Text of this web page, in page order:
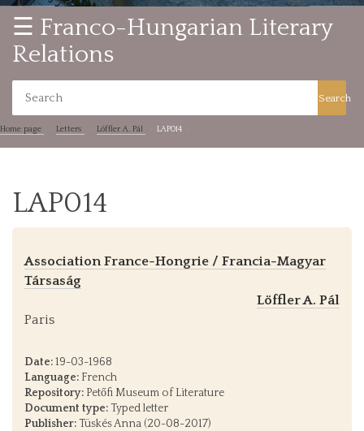
☰ Franco-Hungarian Literary
Relations
Search
Home page Letters Löffler A. Pál LAP014
LAP014
Association France-Hongrie / Francia-Magyar
Társaság
Löffler A. Pál
Paris
Date:19-03-1968
Language: French
Repository: Petőfi Museum of Literature
Document type: Typed letter
Publisher: Tüskés Anna (20-08-2017)